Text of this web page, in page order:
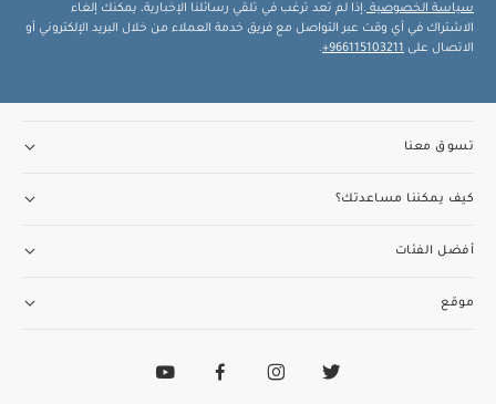
سياسة الخصوصية .إذا لم تعد ترغب في تلقي رسائلنا الإخبارية، يمكنك إلغاء
الاشتراك في أي وقت عبر التواصل مع فريق خدمة العملاء من خلال البريد الإلكتروني أو
الاتصال على 966115103211+
.
تسوق معنا
كيف يمكننا مساعدتك؟
أفضل الفئات
موقع